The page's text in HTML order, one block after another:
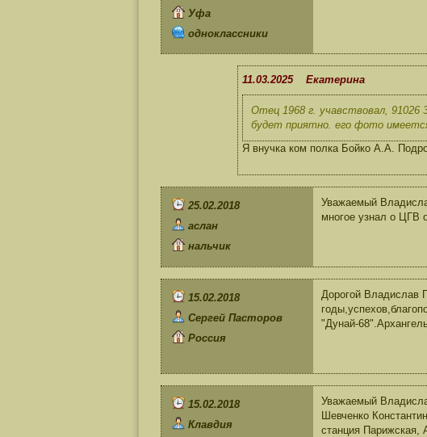
Уфа
одноклассники
11.03.2025 Екатерина
Отец 1968 г. учавствовал,
будет приятно. его фото
Я внучка ком полка Бойко А.А.
25.02.2018
аслан
нальчик
Уважаемый
многое узнал о ЦГВ
15.02.2018
Сергей Пасторов
Россия
Дорогой Владислав
"Дунай-
15.02.2018
Клавдия
Уважаемый
Шевченко
станция Парижская,